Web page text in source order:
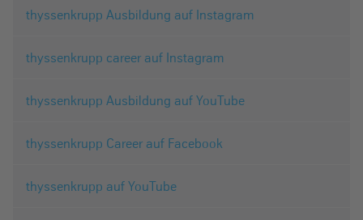
thyssenkrupp Ausbildung auf Instagram
thyssenkrupp career auf Instagram
thyssenkrupp Ausbildung auf YouTube
thyssenkrupp Career auf Facebook
thyssenkrupp auf YouTube